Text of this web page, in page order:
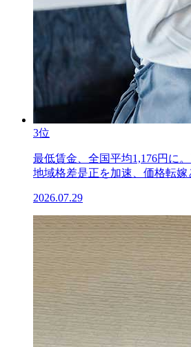
3位
最低賃金、全国平均1,176円に
地域格差是正を加速、価格転
2026.07.29